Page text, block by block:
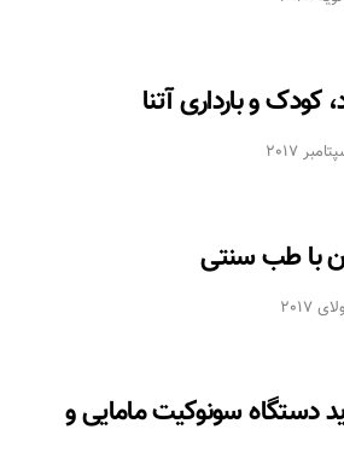
و بارداری آتنا
با طب سنتی
سونوکیت مامایی و